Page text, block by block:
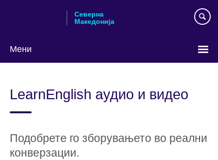
Северна
Македонија
Мени
вашиот
LearnEnglish аудио и видео
Подобрете го зборувањето во реални
конверзации.